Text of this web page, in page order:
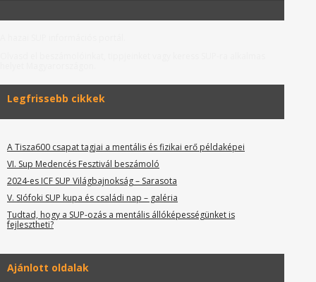
Legfrissebb cikkek
A Tisza600 csapat tagjai a mentális és fizikai erő példaképei
VI. Sup Medencés Fesztivál beszámoló
2024-es ICF SUP Világbajnokság – Sarasota
V. SIófoki SUP kupa és családi nap – galéria
Tudtad, hogy a SUP-ozás a mentális állóképességünket is
fejlesztheti?
Ajánlott oldalak